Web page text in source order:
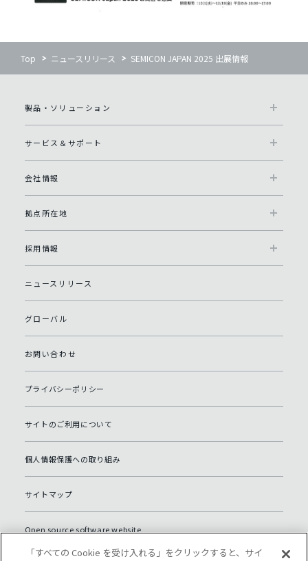
Top ニュースリリース SEMICON JAPAN 2025 出展情報
製品・ソリューション
サービス＆サポート
会社情報
拠点所在地
採用情報
ニュースリリース
グローバル
お問い合わせ
プライバシーポリシー
サイトのご利用について
個人情報保護への取り組み
サイトマップ
Open source software website
「すべての Cookie を受け入れる」をクリックすると、サイ